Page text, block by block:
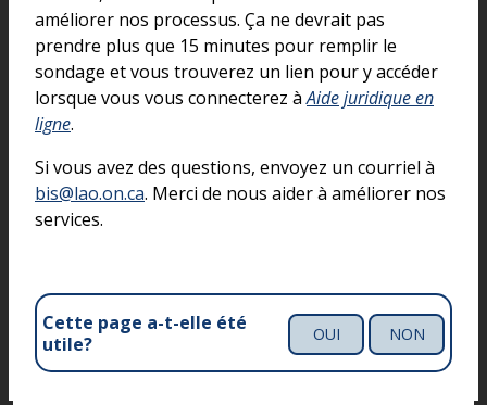
améliorer nos processus. Ça ne devrait pas
prendre plus que 15 minutes pour remplir le
sondage et vous trouverez un lien pour y accéder
lorsque vous vous connecterez àAide juridique en
ligne.
Si vous avez des questions, envoyez un courriel à
bis@lao.on.ca. Merci de nous aider à améliorer nos
services.
Cette page a-t-elle été
utile?
OUI NON